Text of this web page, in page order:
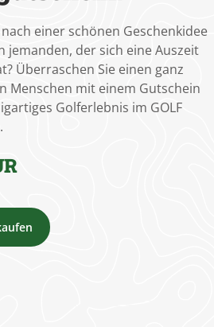
einer schönen Geschenkidee
jemanden, der sich eine Auszeit
Überraschen Sie einen ganz
Menschen mit einem Gutschein
Golferlebnis im GOLF